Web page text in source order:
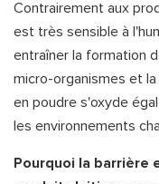
Contrairement aux
est très sensible à
entraîner la formation
micro-organismes et
en poudre s'oxyde
les environnements
Pourquoi la barrière